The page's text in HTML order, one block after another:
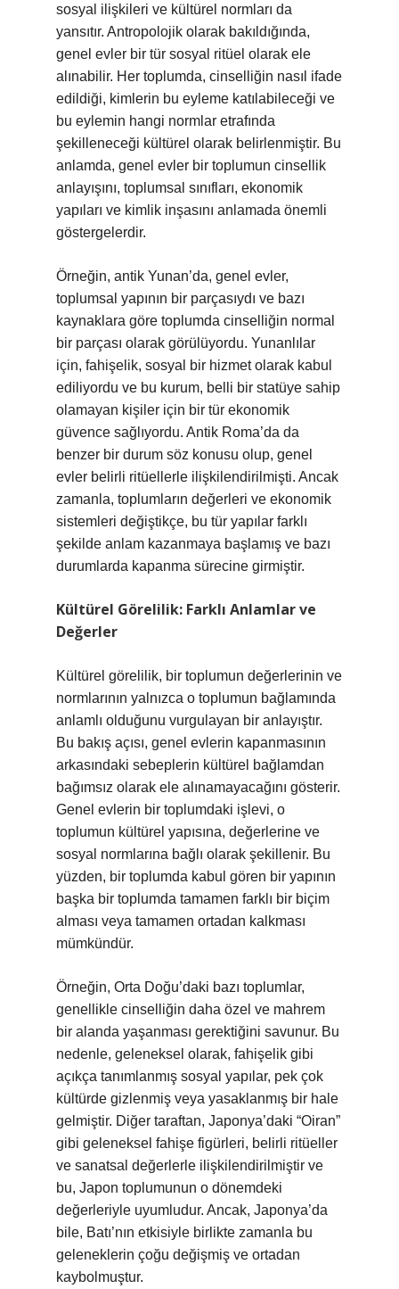
sosyal ilişkileri ve kültürel normları da
yansıtır. Antropolojik olarak bakıldığında,
genel evler bir tür sosyal ritüel olarak ele
alınabilir. Her toplumda, cinselliğin nasıl ifade
edildiği, kimlerin bu eyleme katılabileceği ve
bu eylemin hangi normlar etrafında
şekilleneceği kültürel olarak belirlenmiştir. Bu
anlamda, genel evler bir toplumun cinsellik
anlayışını, toplumsal sınıfları, ekonomik
yapıları ve kimlik inşasını anlamada önemli
göstergelerdir.
Örneğin, antik Yunan’da, genel evler,
toplumsal yapının bir parçasıydı ve bazı
kaynaklara göre toplumda cinselliğin normal
bir parçası olarak görülüyordu. Yunanlılar
için, fahişelik, sosyal bir hizmet olarak kabul
ediliyordu ve bu kurum, belli bir statüye sahip
olamayan kişiler için bir tür ekonomik
güvence sağlıyordu. Antik Roma’da da
benzer bir durum söz konusu olup, genel
evler belirli ritüellerle ilişkilendirilmişti. Ancak
zamanla, toplumların değerleri ve ekonomik
sistemleri değiştikçe, bu tür yapılar farklı
şekilde anlam kazanmaya başlamış ve bazı
durumlarda kapanma sürecine girmiştir.
Kültürel Görelilik: Farklı Anlamlar ve
Değerler
Kültürel görelilik, bir toplumun değerlerinin ve
normlarının yalnızca o toplumun bağlamında
anlamlı olduğunu vurgulayan bir anlayıştır.
Bu bakış açısı, genel evlerin kapanmasının
arkasındaki sebeplerin kültürel bağlamdan
bağımsız olarak ele alınamayacağını gösterir.
Genel evlerin bir toplumdaki işlevi, o
toplumun kültürel yapısına, değerlerine ve
sosyal normlarına bağlı olarak şekillenir. Bu
yüzden, bir toplumda kabul gören bir yapının
başka bir toplumda tamamen farklı bir biçim
alması veya tamamen ortadan kalkması
mümkündür.
Örneğin, Orta Doğu’daki bazı toplumlar,
genellikle cinselliğin daha özel ve mahrem
bir alanda yaşanması gerektiğini savunur. Bu
nedenle, geleneksel olarak, fahişelik gibi
açıkça tanımlanmış sosyal yapılar, pek çok
kültürde gizlenmiş veya yasaklanmış bir hale
gelmiştir. Diğer taraftan, Japonya’daki “Oiran”
gibi geleneksel fahişe figürleri, belirli ritüeller
ve sanatsal değerlerle ilişkilendirilmiştir ve
bu, Japon toplumunun o dönemdeki
değerleriyle uyumludur. Ancak, Japonya’da
bile, Batı’nın etkisiyle birlikte zamanla bu
geleneklerin çoğu değişmiş ve ortadan
kaybolmuştur.